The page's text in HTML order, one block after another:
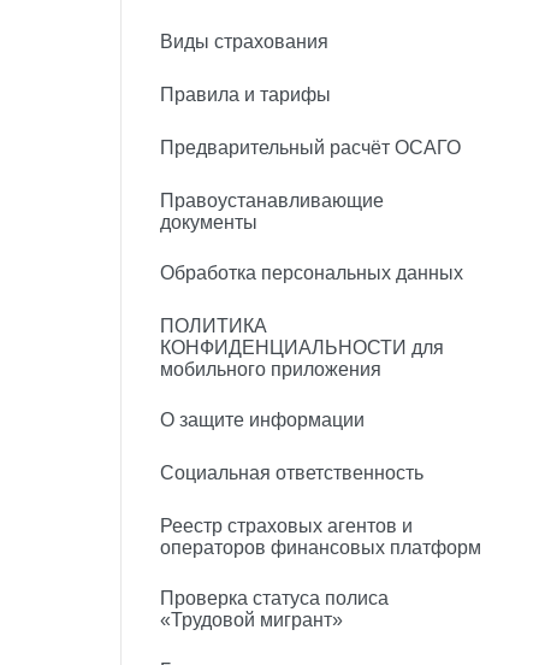
Виды страхования
Правила и тарифы
Предварительный расчёт ОСАГО
Правоустанавливающие
документы
Обработка персональных данных
ПОЛИТИКА
КОНФИДЕНЦИАЛЬНОСТИ для
мобильного приложения
О защите информации
Социальная ответственность
Реестр страховых агентов и
операторов финансовых платформ
Проверка статуса полиса
«Трудовой мигрант»